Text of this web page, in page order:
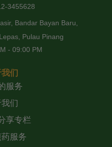
3455628
Bandar Bayan Baru,
Pulau Pinang
- 09:00 PM
们
服务
们
享专栏
服务